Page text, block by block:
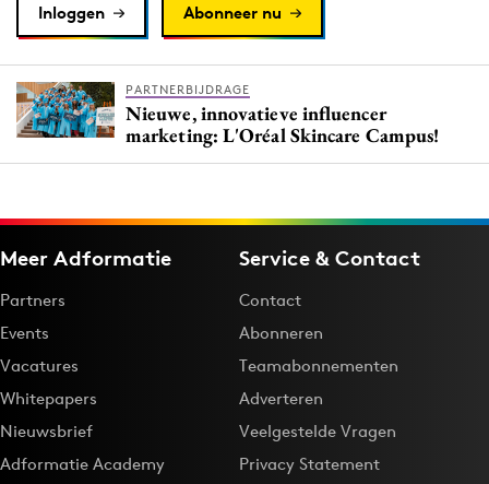
Inloggen Abonneer nu
PARTNERBIJDRAGE
Nieuwe, innovatieve influencer
marketing: L'Oréal Skincare Campus!
Meer Adformatie
Partners
Events
Vacatures
Whitepapers
Nieuwsbrief
Adformatie Academy
Service & Contact
Contact
Abonneren
Teamabonnementen
Adverteren
Veelgestelde Vragen
Privacy Statement